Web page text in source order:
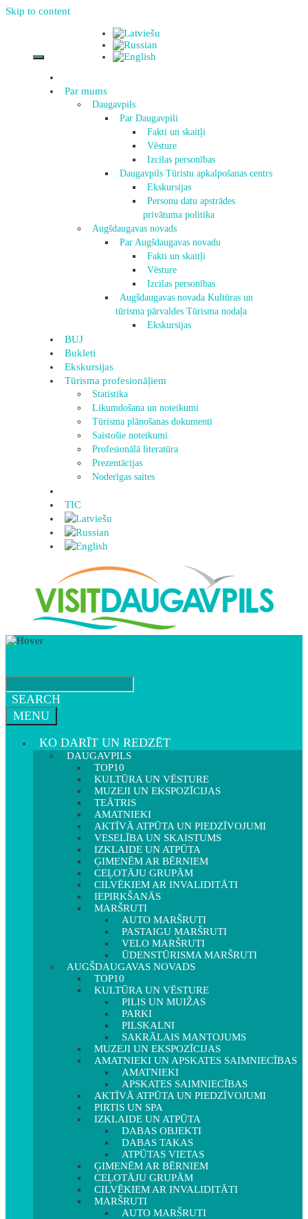
Skip to content
Par mums
Daugavpils
Par Daugavpili
Fakti un skaitļi
Vēsture
Izcilas personības
Daugavpils Tūristu apkalpošanas centrs
Ekskursijas
Personu datu apstrādes
privātuma politika
Augšdaugavas novads
Par Augšdaugavas novadu
Fakti un skaitļi
Vēsture
Izcilas personības
Augšdaugavas novada Kultūras un
tūrisma pārvaldes Tūrisma nodaļa
Ekskursijas
BUJ
Bukleti
Ekskursijas
Tūrisma profesionāļiem
Statistika
Likumdošana un noteikumi
Tūrisma plānošanas dokumenti
Saistošie noteikumi
Profesionālā literatūra
Prezentācijas
Noderīgas saites
TIC
SEARCH
MENU
KO DARĪT UN REDZĒT
DAUGAVPILS
TOP10
KULTŪRA UN VĒSTURE
MUZEJI UN EKSPOZĪCIJAS
TEĀTRIS
AMATNIEKI
AKTĪVĀ ATPŪTA UN PIEDZĪVOJUMI
VESELĪBA UN SKAISTUMS
IZKLAIDE UN ATPŪTA
ĢIMENĒM AR BĒRNIEM
CEĻOTĀJU GRUPĀM
CILVĒKIEM AR INVALIDITĀTI
IEPIRKŠANĀS
MARŠRUTI
AUTO MARŠRUTI
PASTAIGU MARŠRUTI
VELO MARŠRUTI
ŪDENSTŪRISMA MARŠRUTI
AUGŠDAUGAVAS NOVADS
TOP10
KULTŪRA UN VĒSTURE
PILIS UN MUIŽAS
PARKI
PILSKALNI
SAKRĀLAIS MANTOJUMS
MUZEJI UN EKSPOZĪCIJAS
AMATNIEKI UN APSKATES SAIMNIECĪBAS
AMATNIEKI
APSKATES SAIMNIECĪBAS
AKTĪVĀ ATPŪTA UN PIEDZĪVOJUMI
PIRTIS UN SPA
IZKLAIDE UN ATPŪTA
DABAS OBJEKTI
DABAS TAKAS
ATPŪTAS VIETAS
ĢIMENĒM AR BĒRNIEM
CEĻOTĀJU GRUPĀM
CILVĒKIEM AR INVALIDITĀTI
MARŠRUTI
AUTO MARŠRUTI